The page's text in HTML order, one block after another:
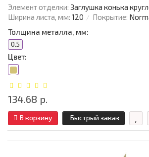
Элемент отделки: Заглушка конька
Ширина листа, мм: 120 Покрытие:
Толщина металла, мм:
0.5
Цвет:
134.68 р.
В корзину Быстрый заказ